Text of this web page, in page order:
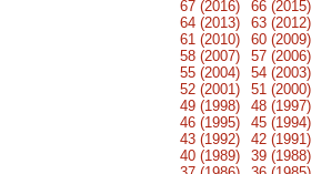
67 (2016)
66 (2015)
64 (2013)
63 (2012)
61 (2010)
60 (2009)
58 (2007)
57 (2006)
55 (2004)
54 (2003)
52 (2001)
51 (2000)
49 (1998)
48 (1997)
46 (1995)
45 (1994)
43 (1992)
42 (1991)
40 (1989)
39 (1988)